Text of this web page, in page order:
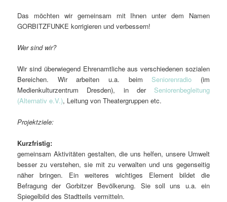
Das möchten wir gemeinsam mit Ihnen unter dem Namen
GORBITZFUNKE korrigieren und verbessern!
Wer sind wir?
Wir sind überwiegend Ehrenamtliche aus verschiedenen sozialen
Bereichen. Wir arbeiten u.a. beimSeniorenradio (im
Medienkulturzentrum Dresden), in der Seniorenbegleitung
(Alternativ e.V.), Leitung von Theatergruppen etc.
Projektziele:
Kurzfristig:
gemeinsam Aktivitäten gestalten, die uns helfen, unsere Umwelt
besser zu verstehen, sie mit zu verwalten und uns gegenseitig
näher bringen. Ein weiteres wichtiges Element bildet die
Befragung der Gorbitzer Bevölkerung. Sie soll uns u.a. ein
Spiegelbild des Stadtteils vermitteln.